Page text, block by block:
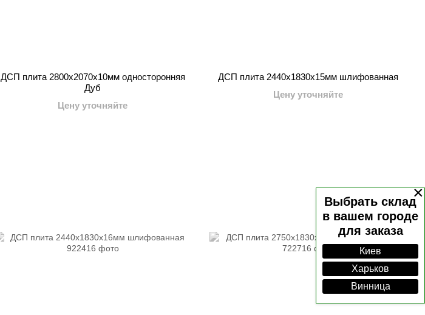
×
Выбрать склад
в вашем городе
для заказа
Киев
Харьков
Винница
ДСП плита 2800x2070x10мм односторонняя
Дуб
Цену уточняйте
ДСП плита 2440x1830x15мм шлифованная
Цену уточняйте